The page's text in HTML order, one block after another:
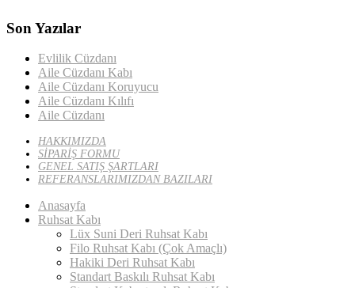
Son Yazılar
Evlilik Cüzdanı
Aile Cüzdanı Kabı
Aile Cüzdanı Koruyucu
Aile Cüzdanı Kılıfı
Aile Cüzdanı
HAKKIMIZDA
SİPARİŞ FORMU
GENEL SATIŞ ŞARTLARI
REFERANSLARIMIZDAN BAZILARI
Anasayfa
Ruhsat Kabı
Lüx Suni Deri Ruhsat Kabı
Filo Ruhsat Kabı (Çok Amaçlı)
Hakiki Deri Ruhsat Kabı
Standart Baskılı Ruhsat Kabı